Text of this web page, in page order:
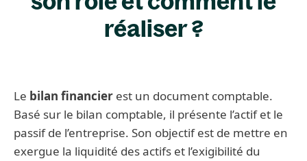
réaliser ?
Le bilan financier est un document comptable.
Basé sur le bilan comptable, il présente l’actif et le
passif de l’entreprise. Son objectif est de mettre en
exergue la liquidité des actifs et l’exigibilité du